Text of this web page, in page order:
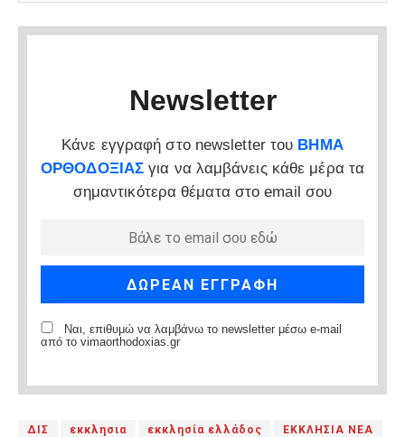
Newsletter
Κάνε εγγραφή στο newsletter του ΒΗΜΑ
ΟΡΘΟΔΟΞΙΑΣ για να λαμβάνεις κάθε μέρα τα
σημαντικότερα θέματα στο email σου
Ναι, επιθυμώ να λαμβάνω το newsletter μέσω e-mail
από το vimaorthodoxias.gr
ΔΙΣ εκκλησια εκκλησία ελλάδος ΕΚΚΛΗΣΙΑ ΝΕΑ